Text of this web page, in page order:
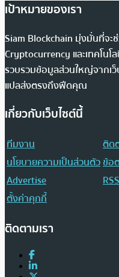
เป้าหมายของเรา
Siam Blockchain มุ่งมั่นที่จะ
Cryptocurrency และเทคโนโ
รวบรวมข้อมูลส่วนใหญ่จากเว็
แปลส่งตรงถึงฟีดคุณ
เกี่ยวกับเว็บไซต์นี้
ทีมงาน
ติด
นโยบายความเป็นส่วนตัวข้อ
Advertise
RSS
ตั้งค่าคุกกี้
ติดตามเรา